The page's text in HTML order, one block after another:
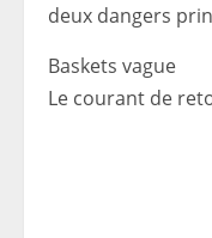
deux dangers
Baskets vague
Le courant de